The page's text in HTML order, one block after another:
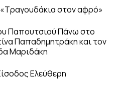
στον αφρό»
Παπουτσιού Πάνω στο
Παπαδημητράκη και τον
Μαριδάκη
Ελεύθερη